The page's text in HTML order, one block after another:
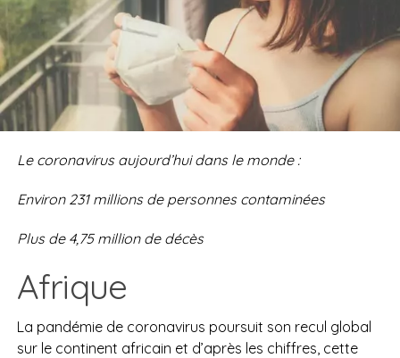
Le coronavirus aujourd’hui dans le monde :
Environ 231 millions de personnes contaminées
Plus de 4,75 million de décès
Afrique
La pandémie de coronavirus poursuit son recul global
sur le continent africain et d’après les chiffres, cette